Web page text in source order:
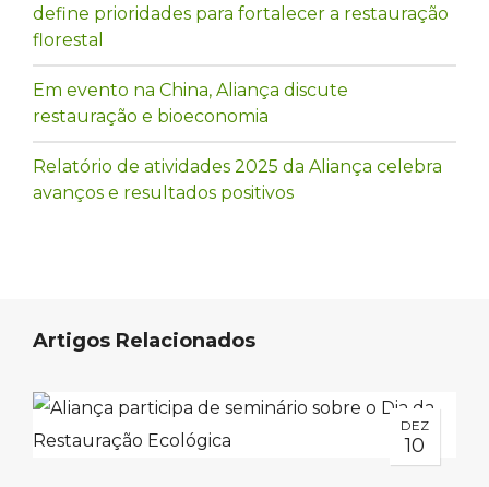
define prioridades para fortalecer a restauração
florestal
Em evento na China, Aliança discute
restauração e bioeconomia
Relatório de atividades 2025 da Aliança celebra
avanços e resultados positivos
Artigos Relacionados
DEZ
10